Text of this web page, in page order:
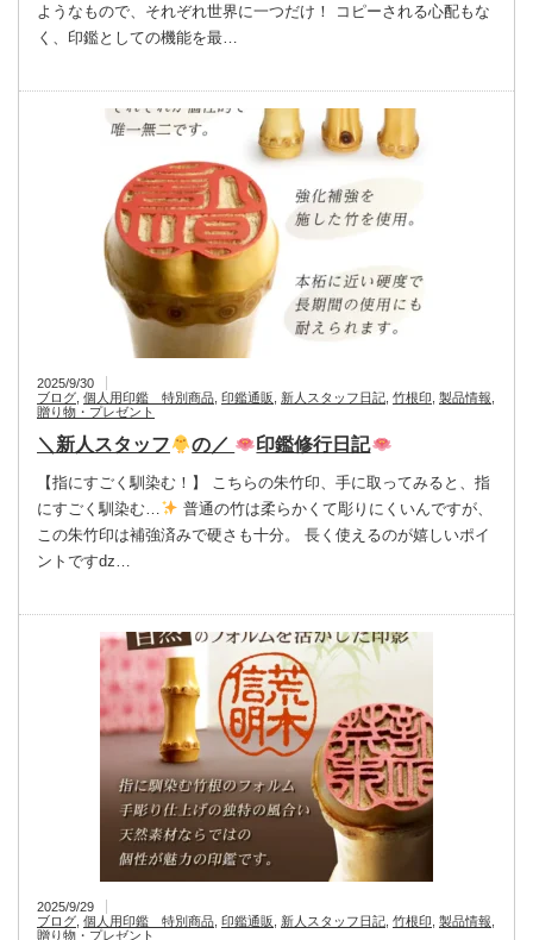
ようなもので、それぞれ世界に一つだけ！ コピーされる心配もな
く、印鑑としての機能を最…
2025/9/30
ブログ 個人用印鑑 特別商品 印鑑通販 新人スタッフ日記 竹根印 製品情報
贈り物・プレゼント
＼新人スタッフ の／ 印鑑修行日記
【指にすごく馴染む！】 こちらの朱竹印、手に取ってみると、指
にすごく馴染む…
普通の竹は柔らかくて彫りにくいんですが、
この朱竹印は補強済みで硬さも十分。 長く使えるのが嬉しいポイ
ントですǳ…
2025/9/29
ブログ 個人用印鑑 特別商品 印鑑通販 新人スタッフ日記 竹根印 製品情報
贈り物・プレゼント